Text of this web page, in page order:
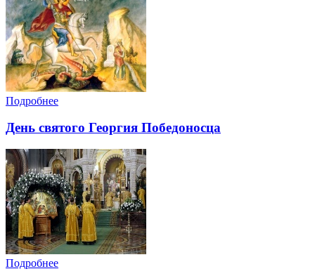
Подробнее
День святого Георгия Победоносца
Подробнее